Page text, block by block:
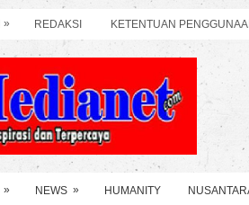
» REDAKSI KETENTUAN
» NEWS » HUMANITY